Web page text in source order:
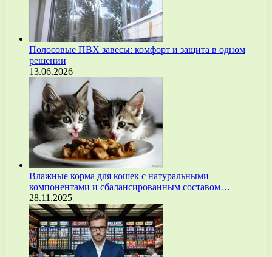
Полосовые ПВХ завесы: комфорт и защита в одном
решении
13.06.2026
Влажные корма для кошек с натуральными
компонентами и сбалансированным составом…
28.11.2025